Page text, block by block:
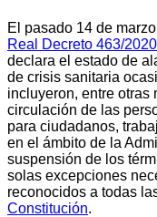
El pasado 14 de
Real Decreto 463/
declara el estado de
de crisis sanitaria
incluyeron, entre otras
circulación de las
para ciudadanos,
en el ámbito de la
suspensión de los
solas excepciones
reconocidos a todas
Constitución.